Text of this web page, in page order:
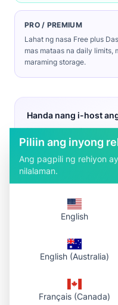
PRO / PREMIUM
Lahat ng nasa Free plus
mas mataas na daily limits,
maraming storage.
Handa nang i-host
Nag-u-upload dito at
accounts. Kailangan ng
Gumawa ng
Mag-log in
Buksan ang
Saan nagpe-
Social ang Art Fight.
profile update at bawat
Piliin ang inyong
Ang pagpili ng rehiyon
nilalaman.
English
English (Australia)
Français (Canada)